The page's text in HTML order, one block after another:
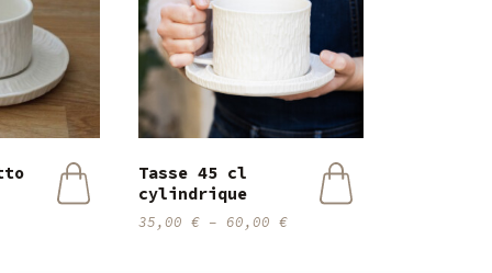
Tasse 45 cl
cylindrique
35,00€ – 60,00€